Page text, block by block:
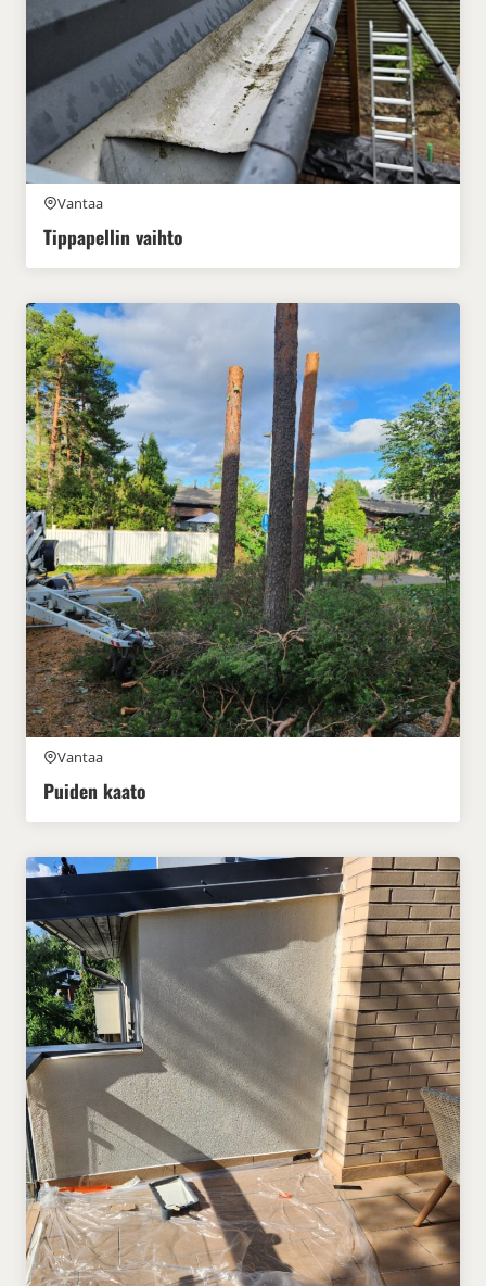
Vantaa
Tippapellin vaihto
Vantaa
Puiden kaato